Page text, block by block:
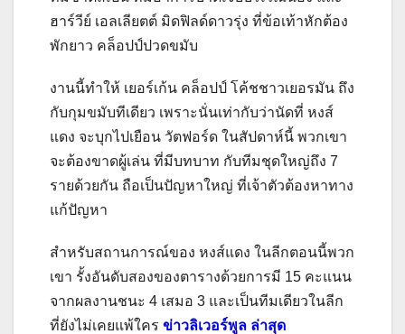
ฮาร์วีย์ เอลเลียตต์ มิดฟิลด์ดาวรุ่ง ที่ข้อเท้าหักต้อง
พักยาว คล็อปป์ปวดขมับ
งานนี้ทำให้ เยอร์เก้น คล็อปป์ โค้ชชาวเยอรมัน ถึง
กับกุมขมับทีเดียว เพราะนั่นเท่ากับว่านัดที่ หงส์
แดง จะบุกไปเยือน วัตฟอร์ด ในสัปดาห์นี้ พวกเขา
จะต้องขาดผู้เล่น ที่มีบทบาท กับทีมชุดใหญ่ถึง 7
รายด้วยกัน ถือเป็นปัญหาใหญ่ ที่เจ้าตัวต้องหาทาง
แก้ปัญหา
สำหรับสถานการณ์ของ หงส์แดง ในลีกตอนนี้พวก
เขา รั้งอันดับสองของตารางด้วยการมี 15 คะแนน
จากผลงานชนะ 4 เสมอ 3 และเป็นทีมเดียวในลีก
ที่ยังไม่เคยแพ้ใคร ข่าวลิเวอร์พูล ล่าสุด